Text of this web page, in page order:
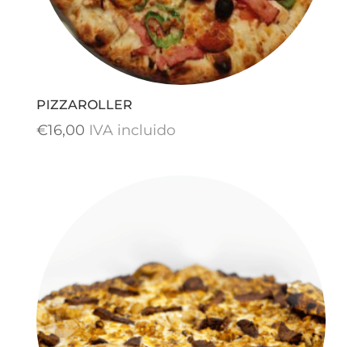
PIZZAROLLER
€16,00 IVA incluido